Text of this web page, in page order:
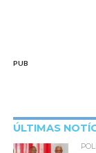
PUB
ÚLTIMAS